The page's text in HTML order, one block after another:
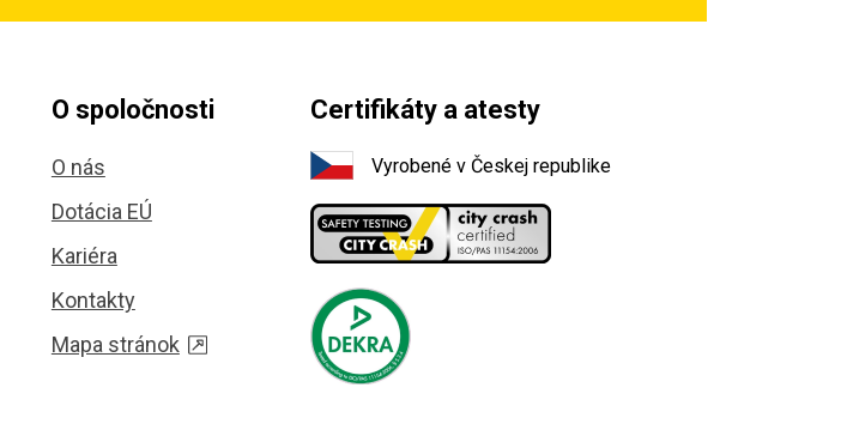
O spoločnosti
O nás
Dotácia EÚ
Kariéra
Kontakty
Mapa stránok
Certifikáty a atesty
Vyrobené v Českej republike